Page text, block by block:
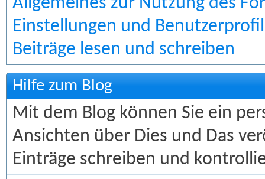
Einstellungen und Benutzerprofil
Beiträge lesen und schreiben
Hilfe zum Blog
Mit dem Blog können Sie ein
Ansichten über Dies und Das
Einträge schreiben und